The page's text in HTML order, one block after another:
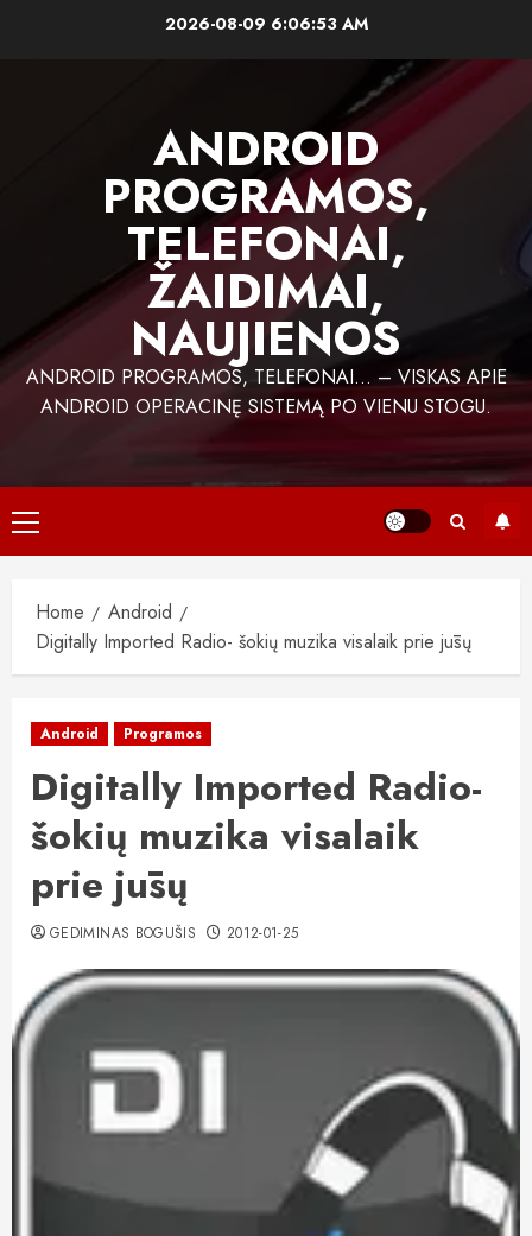
2026-08-09 6:06:54 AM
ANDROID
PROGRAMOS,
TELEFONAI,
ŽAIDIMAI,
NAUJIENOS
ANDROID PROGRAMOS, TELEFONAI… – VISKAS APIE
ANDROID OPERACINĘ SISTEMĄ PO VIENU STOGU.
Primary
Menu
Home
Android
Digitally Imported Radio- šokių muzika visalaik prie jūsų
Android Programos
Digitally Imported Radio-
šokių muzika visalaik
prie jūsų
GEDIMINAS BOGUŠIS 2012-01-25